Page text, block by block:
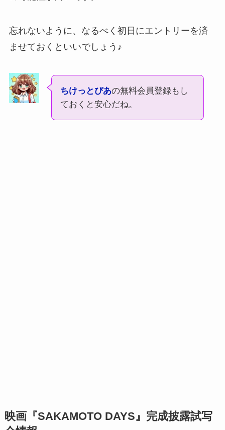
忘れないように、なるべく初日にエントリーを済
ませておくといいでしょう♪
ちけっとぴあの無料会員登録もし
ておくと安心だね。
映画『SAKAMOTO DAYS』完成披露試写